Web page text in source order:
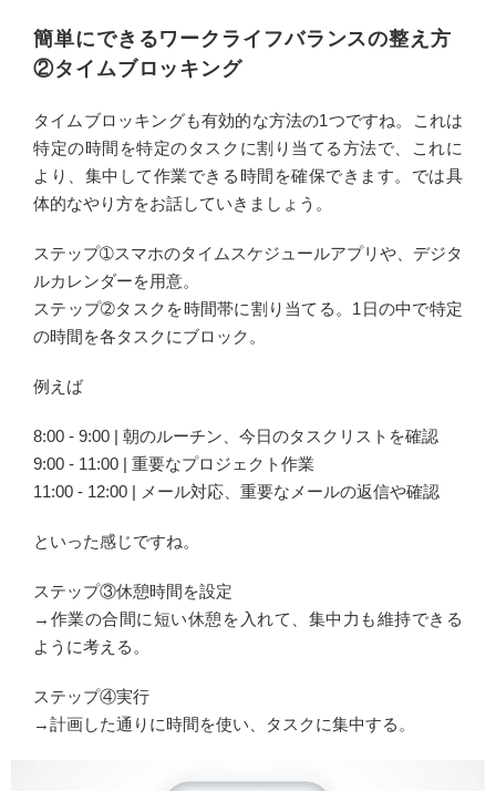
簡単にできるワークライフバランスの整え方
②タイムブロッキング
タイムブロッキングも有効的な方法の1つですね。これは
特定の時間を特定のタスクに割り当てる方法で、これに
より、集中して作業できる時間を確保できます。では具
体的なやり方をお話していきましょう。
ステップ➀スマホのタイムスケジュールアプリや、デジタ
ルカレンダーを用意。
ステップ➁タスクを時間帯に割り当てる。1日の中で特定
の時間を各タスクにブロック。
例えば
8:00 - 9:00 | 朝のルーチン、今日のタスクリストを確認
9:00 - 11:00 | 重要なプロジェクト作業
11:00 - 12:00 | メール対応、重要なメールの返信や確認
といった感じですね。
ステップ③休憩時間を設定
→作業の合間に短い休憩を入れて、集中力も維持できる
ように考える。
ステップ④実行
→計画した通りに時間を使い、タスクに集中する。